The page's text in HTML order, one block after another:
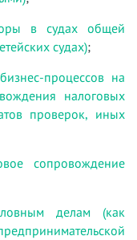
в судах общей
судах);
процессов на
налоговых
проверок, иных
сопровождение
делам (как